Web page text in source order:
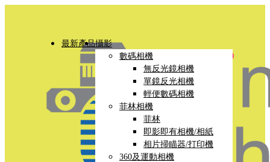
最新產品攝影
數碼相機
無反光鏡相機
單鏡反光相機
輕便數碼相機
菲林相機
菲林
即影即有相機/相紙
相片掃瞄器/打印機
360及運動相機